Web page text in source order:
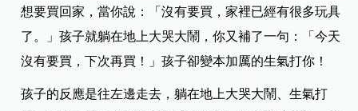
想要買回家，當你說：「沒有要買，家裡已經有很多玩具
了。」孩子就躺在地上大哭大鬧，你又補了一句：「今天
沒有要買，下次再買！」孩子卻變本加厲的生氣打你！
孩子的反應是往左邊走去，躺在地上大哭大鬧、生氣打